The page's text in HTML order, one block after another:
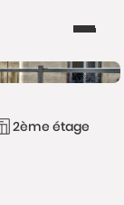
2ème étage